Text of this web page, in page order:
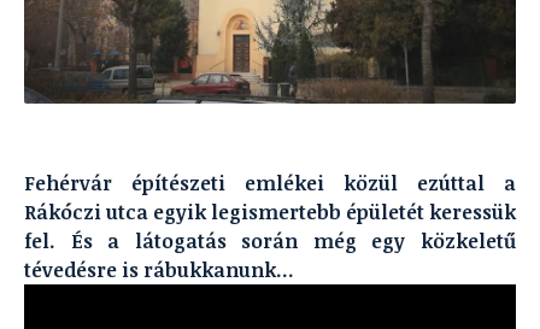
Fehérvár építészeti emlékei közül ezúttal a
Rákóczi utca egyik legismertebb épületét keressük
fel. És a látogatás során még egy közkeletű
tévedésre is rábukkanunk…